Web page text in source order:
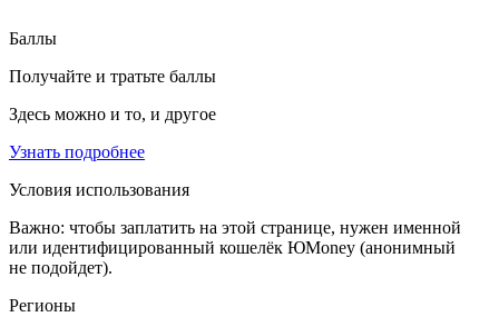
Баллы
Получайте и тратьте баллы
Здесь можно и то, и другое
Узнать подробнее
Условия использования
Важно: чтобы заплатить на этой странице, нужен именной
или идентифицированный кошелёк ЮMoney (анонимный
не подойдет).
Регионы